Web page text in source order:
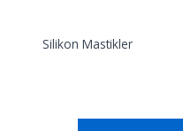
Silikon Mastikler